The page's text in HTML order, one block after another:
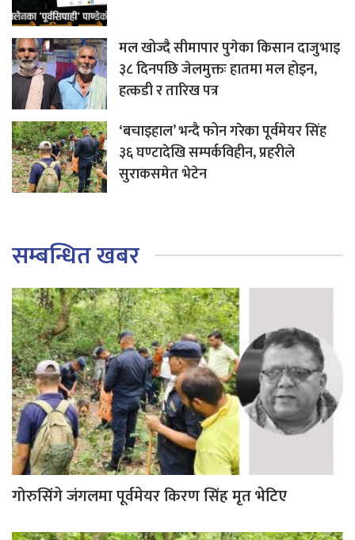
मल खोज्दै सीमापार पुगेका किसान दाजुभाइ
३८ दिनपछि जेलमुक्तः हातमा मल होइन,
हत्कडी र तारिख पत्र
‘बचाइहाल’ भन्दै फोन गरेका पूर्वमेयर सिंह
३६ घण्टादेखि सम्पर्कविहीन, प्रहरीले
सुराकसमेत भेटेन
सम्बन्धित खबर
गोरुसिंगे जंगलमा पूर्वमेयर किरण सिंह मृत भेटिए